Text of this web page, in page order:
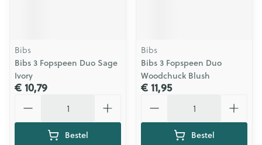
Bibs
Bibs 3 Fopspeen Duo Sage
Ivory
€ 10,79
Bestel
Bibs
Bibs 3 Fopspeen Duo
Woodchuck Blush
€ 11,95
Bestel